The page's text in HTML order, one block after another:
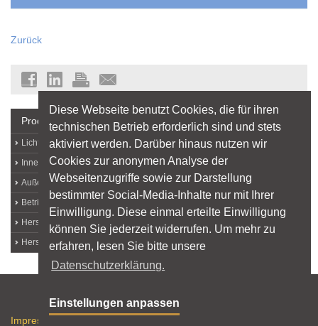
Zurück
Produkte + Hersteller
Lichtquellen
Innenleuchten
Außenleuchten
Betriebs- und Messgeräte
Hersteller von A bis Z
Hersteller-Login
Impressum
Diese Webseite benutzt Cookies, die für ihren
technischen Betrieb erforderlich sind und stets
aktiviert werden. Darüber hinaus nutzen wir
Cookies zur anonymen Analyse der
Webseitenzugriffe sowie zur Darstellung
bestimmter Social-Media-Inhalte nur mit Ihrer
Einwilligung. Diese einmal erteilte Einwilligung
können Sie jederzeit widerrufen. Um mehr zu
erfahren, lesen Sie bitte unsere
Datenschutzerklärung.
Einstellungen anpassen